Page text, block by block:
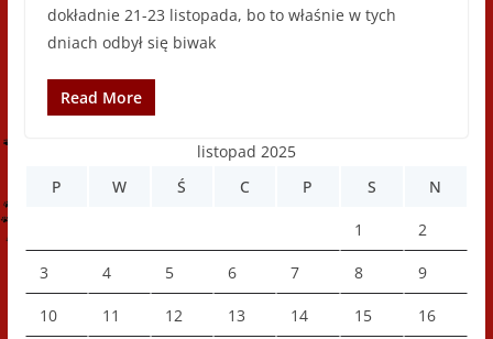
dokładnie 21-23 listopada, bo to właśnie w tych
dniach odbył się biwak
Read More
listopad 2025
P
W Ś C P S N
1 2
3 4 5 6 7 8 9
10 11 12 13 14 15 16